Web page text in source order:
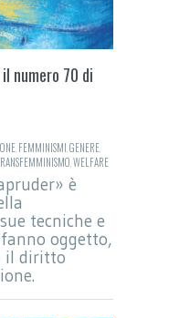
numero 70 di
FEMMINISMI GENERE
WELFARE
è
tecniche e
oggetto,
il diritto